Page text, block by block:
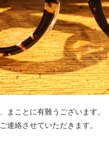
まことに有難うございます。
連絡させていただきます。